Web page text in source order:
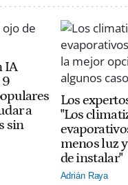
IA
9
a
sin
Los
"Los
menos luz
de instalar"
Adrián Raya